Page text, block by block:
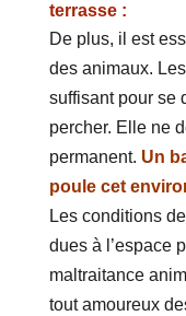
terrasse :
De plus, il est
des animaux.
suffisant pour se
percher. Elle ne
permanent. Un
poule cet
Les conditions
dues à l’espace
maltraitance
tout amoureux